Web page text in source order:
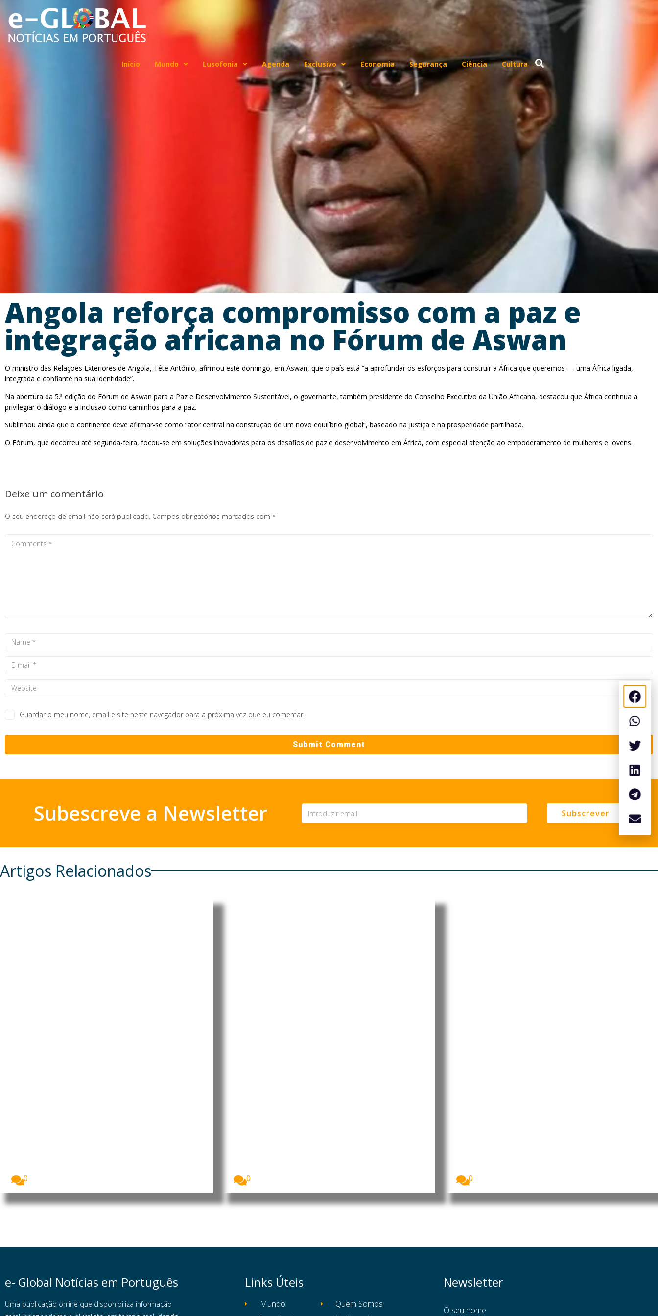
Início Mundo Lusofonia Agenda Exclusivo Economia Segurança Ciência Cultura
Angola reforça compromisso com a paz e
integração africana no Fórum de Aswan
O ministro das Relações Exteriores de Angola, Téte António, afirmou este domingo, em Aswan, que o país está “a aprofundar os esforços para construir a África que queremos — uma África ligada,
integrada e confiante na sua identidade”.
Na abertura da 5.ª edição do Fórum de Aswan para a Paz e Desenvolvimento Sustentável, o governante, também presidente do Conselho Executivo da União Africana, destacou que África continua a
privilegiar o diálogo e a inclusão como caminhos para a paz.
Sublinhou ainda que o continente deve afirmar-se como “ator central na construção de um novo equilíbrio global”, baseado na justiça e na prosperidade partilhada.
O Fórum, que decorreu até segunda-feira, focou-se em soluções inovadoras para os desafios de paz e desenvolvimento em África, com especial atenção ao empoderamento de mulheres e jovens.
Deixe um comentário
O seu endereço de email não será publicado. Campos obrigatórios marcados com *
Guardar o meu nome, email e site neste navegador para a próxima vez que eu comentar.
Subescreve a Newsletter Subscrever
Artigos Relacionados
0
0
0
e- Global Notícias em Português
Uma publicação online que disponibiliza informação
Links Úteis
Mundo
Quem Somos
Newsletter
O seu nome